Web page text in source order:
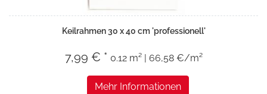
Keilrahmen 30 x 40 cm 'professionell'
7,99 € * 0.12 m² | 66,58 €/m²
Mehr Informationen